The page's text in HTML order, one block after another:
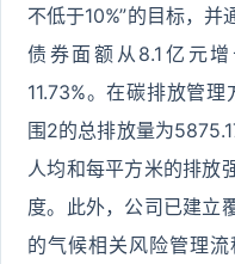
不低于10%”的目标，
债券面额从8.1亿元
11.73%。在碳排放管
围2的总排放量为
人均和每平方米的排放
度。此外，公司已建立
的气候相关风险管理